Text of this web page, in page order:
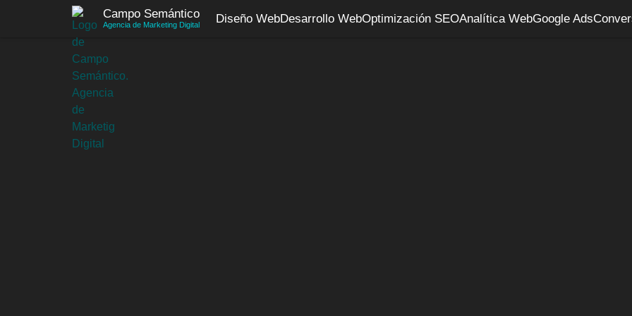
Campo Semántico
Agencia de Marketing Digital Diseño WebDesarrollo WebOptimización SEOAnalítica WebGoogle Ads